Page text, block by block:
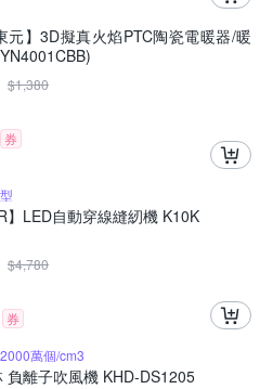
元】3D擬真火焰PTC陶瓷電暖器/暖
$1,380
券
】LED自動穿線縫紉機 K10K
$4,780
券
萬個/cm3
負離子吹風機 KHD-DS1205